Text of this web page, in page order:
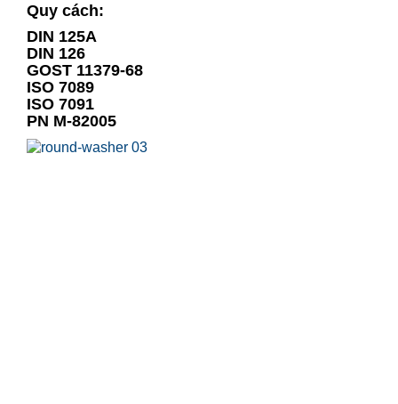
Quy cách:
DIN 125A
DIN 126
GOST 11379-68
ISO 7089
ISO 7091
PN M-82005